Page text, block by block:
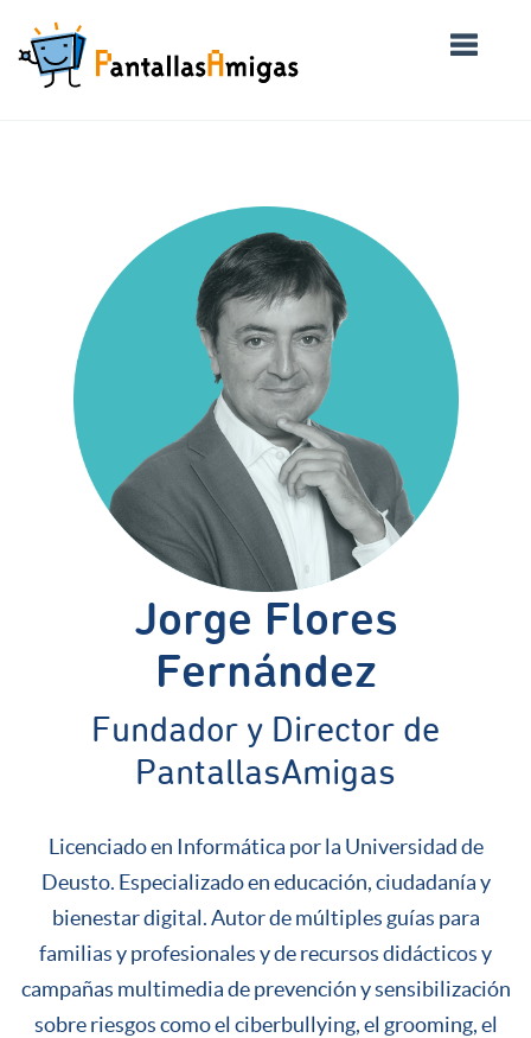
Jorge Flores
Fernández
Fundador y Director de
PantallasAmigas
Licenciado en Informática por la Universidad de
Deusto. Especializado en educación, ciudadanía y
bienestar digital. Autor de múltiples guías para
familias y profesionales y de recursos didácticos y
campañas multimedia de prevención y sensibilización
sobre riesgos como el ciberbullying, el grooming, el